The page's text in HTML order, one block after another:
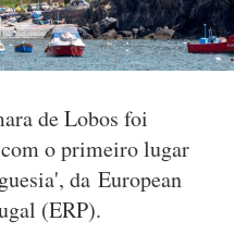
de Lobos foi
o primeiro lugar
da European
(ERP).